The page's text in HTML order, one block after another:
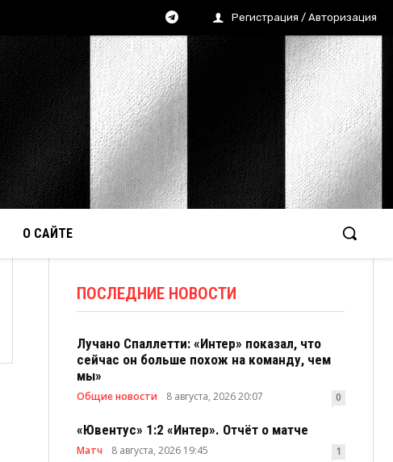
Регистрация / Авторизация
О САЙТЕ
ПОСЛЕДНИЕ НОВОСТИ
Лучано Спаллетти: «Интер» показал, что
сейчас он больше похож на команду, чем
мы»
Общие новости 8 августа, 2026 20:07 0
«Ювентус» 1:2 «Интер». Отчёт о матче
Матч 8 августа, 2026 19:45 1